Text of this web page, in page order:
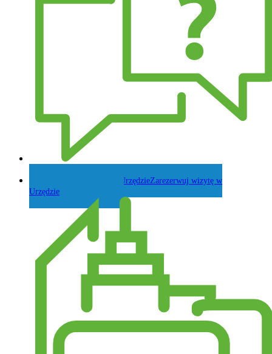
Zarezerwuj wizytę w
Urzędzie